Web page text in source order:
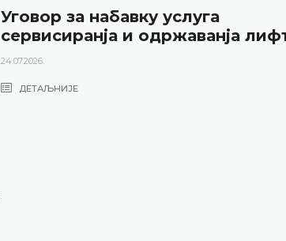
Уговор за набавку услуга
сервисиранја и одржаванја
24.07.2026.
ДЕТАЉНИЈЕ